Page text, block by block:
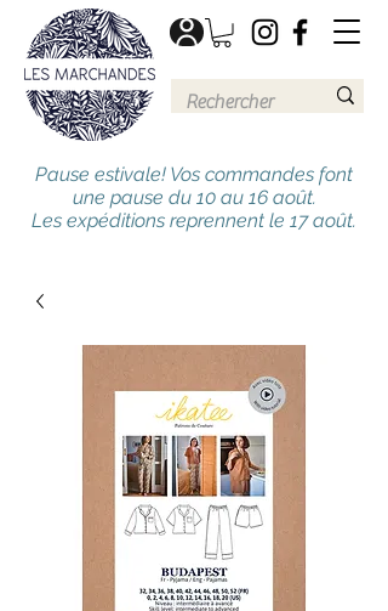
Pause estivale! Vos commandes font
une pause du 10 au 16 août.
Les expéditions reprennent le 17 août.